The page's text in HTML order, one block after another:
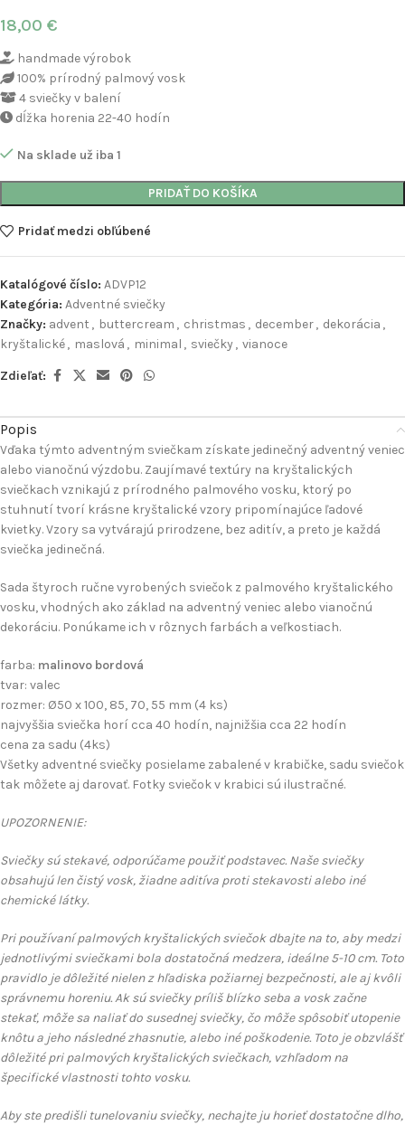
18,00 €
handmade výrobok
100% prírodný palmový vosk
4 sviečky v balení
dĺžka horenia 22-40 hodín
Na sklade už iba 1
PRIDAŤ DO KOŠÍKA
Pridať medzi obľúbené
Katalógové číslo: ADVP12
Kategória: Adventné sviečky
Značky: advent , buttercream , christmas , december, dekorácia ,
kryštalické, maslová , minimal , sviečky, vianoce
Zdieľať:
Popis
Vďaka týmto adventným sviečkam získate jedinečný adventný veniec
alebo vianočnú výzdobu. Zaujímavé textúry na kryštalických
sviečkach vznikajú z prírodného palmového vosku, ktorý po
stuhnutí tvorí krásne kryštalické vzory pripomínajúce ľadové
kvietky. Vzory sa vytvárajú prirodzene, bez aditív, a preto je každá
sviečka jedinečná.
Sada štyroch ručne vyrobených sviečok z palmového kryštalického
vosku, vhodných ako základ na adventný veniec alebo vianočnú
dekoráciu. Ponúkame ich v rôznych farbách a veľkostiach.
farba: malinovo bordová
tvar: valec
rozmer: Ø50 x 100, 85, 70, 55 mm (4 ks)
najvyššia sviečka horí cca 40 hodín, najnižšia cca 22 hodín
cena za sadu (4ks)
Všetky adventné sviečky posielame zabalené v krabičke, sadu sviečok
tak môžete aj darovať. Fotky sviečok v krabici sú ilustračné.
UPOZORNENIE:
Sviečky sú stekavé, odporúčame použiť podstavec. Naše sviečky
obsahujú len čistý vosk, žiadne aditíva proti stekavosti alebo iné
chemické látky.
Pri používaní palmových kryštalických sviečok dbajte na to, aby medzi
jednotlivými sviečkami bola dostatočná medzera, ideálne 5-10 cm. Toto
pravidlo je dôležité nielen z hľadiska požiarnej bezpečnosti, ale aj kvôli
správnemu horeniu. Ak sú sviečky príliš blízko seba a vosk začne
stekať, môže sa naliať do susednej sviečky, čo môže spôsobiť utopenie
knôtu a jeho následné zhasnutie, alebo iné poškodenie. Toto je obzvlášť
dôležité pri palmových kryštalických sviečkach, vzhľadom na
špecifické vlastnosti tohto vosku.
Aby ste predišli tunelovaniu sviečky, nechajte ju horieť dostatočne dlho,